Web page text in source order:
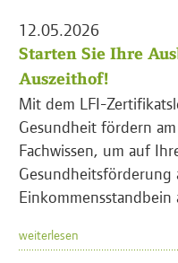
12.05.2026
Starten Sie Ihre
Auszeithof!
Mit dem LFI-
Gesundheit fördern
Fachwissen, um auf
Einkommensstandbein
weiterlesen